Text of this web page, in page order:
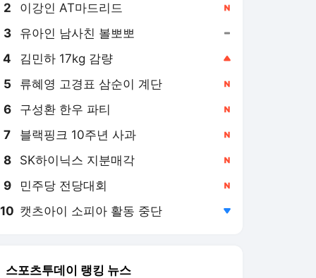
2 이강인 AT마드리드
3 유아인 남사친 볼뽀뽀
4 김민하 17kg 감량
5 류혜영 고경표 삼순이 계단
6 구성환 한우 파티
7 블랙핑크 10주년 사과
8 SK하이닉스 지분매각
9 민주당 전당대회
10 캣츠아이 소피아 활동 중단
스포츠투데이 랭킹 뉴스